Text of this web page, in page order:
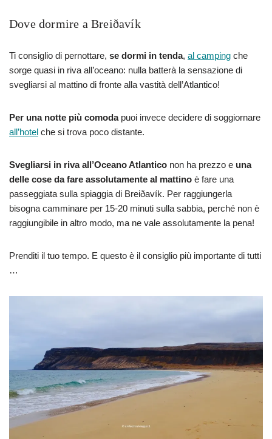
Dove dormire a Breiðavík
Ti consiglio di pernottare, se dormi in tenda, al camping che
sorge quasi in riva all’oceano: nulla batterà la sensazione di
svegliarsi al mattino di fronte alla vastità dell’Atlantico!
Per una notte più comodapuoi invece decidere di soggiornare
all’hotel che si trova poco distante.
Svegliarsi in riva all’Oceano Atlantico non ha prezzo e una
delle cose da fare assolutamente al mattino è fare una
passeggiata sulla spiaggia di Breiðavík. Per raggiungerla
bisogna camminare per 15-20 minuti sulla sabbia, perché non è
raggiungibile in altro modo, ma ne vale assolutamente la pena!
Prenditi il tuo tempo. E questo è il consiglio più importante di tutti
…